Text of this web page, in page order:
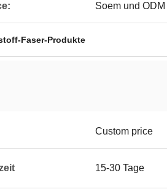
Soem und ODM
Faser-Produkte
Custom price
15-30 Tage